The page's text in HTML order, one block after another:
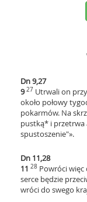
Dn 9,27
927 Utrwali on
około połowy
pokarmów. Na
pustką* i przetrwa
spustoszenie"».
Dn 11,28
11 28 Powróci więc
serce będzie
wróci do swego